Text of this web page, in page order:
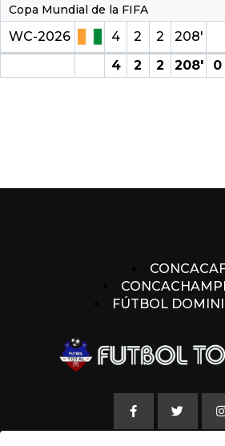
Copa Mundial de la FIFA
WC-2026 4 2 2
208′
4
2 2 208′ 0
FÚTBOL